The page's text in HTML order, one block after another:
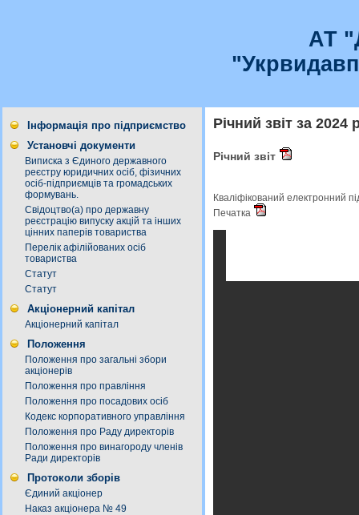
АТ
Інформація про підприємство
Установчі документи
Виписка з Єдиного державного
реєстру юридичних осіб, фізичних
осіб-підприємців та громадських
формувань.
Свідоцтво(а) про державну
реєстрацію випуску акцій та інших
цінних паперів товариства
Перелік афілійованих осіб
товариства
Статут
Статут
Акціонерний капітал
Акціонерний капітал
Положення
Положення про загальні збори
акціонерів
Положення про правління
Положення про посадових осіб
Кодекс корпоративного управління
Положення про Раду директорів
Положення про винагороду членів
Ради директорів
Протоколи зборів
Єдиний акціонер
Наказ акціонера № 49
Річний звіт за 2024
Річний звіт
Кваліфікований електронний
Печатка